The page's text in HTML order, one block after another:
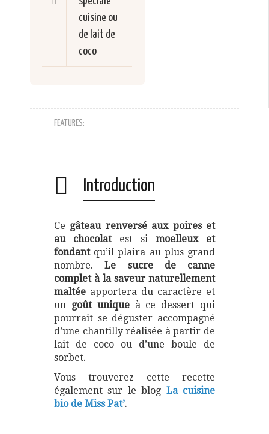
cuisine ou
de lait de
coco
FEATURES:
Introduction
Ce gâteau renversé aux poires et
au chocolatest si moelleux et
fondantqu’il plaira au plus grand
nombre.Le sucre de canne
complet à la saveur naturellement
maltée apportera du caractère et
un goût uniqueà ce dessert qui
pourrait se déguster accompagné
d’une chantilly réalisée à partir de
lait de coco ou d’une boule de
sorbet.
Vous trouverez cette recette
également sur le blog La cuisine
bio de Miss Pat’.